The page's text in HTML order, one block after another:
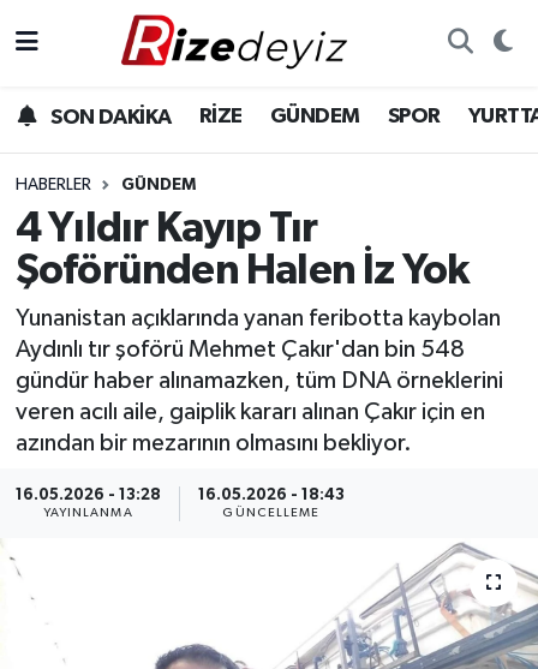
SON DAKİKA RİZE GÜNDEM SPOR
HABERLER GÜNDEM
4 Yıldır Kayıp Tır
Şoföründen Halen İz Yok
Yunanistan açıklarında yanan feribotta kaybolan
Aydınlı tır şoförü Mehmet Çakır'dan bin 548
gündür haber alınamazken, tüm DNA örneklerini
veren acılı aile, gaiplik kararı alınan Çakır için en
azından bir mezarının olmasını bekliyor.
16.05.2026 - 13:28
YAYINLANMA
16.05.2026 - 18:43
GÜNCELLEME
Gündem
Yurttan Haberler
Ekonomi
Teknoloji
Rize Hava Durumu
Rize Trafik Yoğunluk Haritası
Süper Lig Puan Durumu ve Fikstür
Tüm Manşetler